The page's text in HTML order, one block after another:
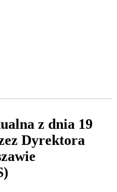
z dnia 19
Dyrektora